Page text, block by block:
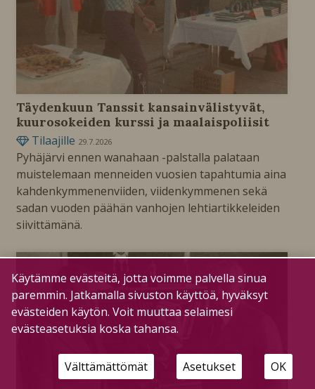
Täydenkuun Tanssit kansainvälistyvät,
kuurosokeiden kurssi ja maalaispoliisit
Tilaajille 29.7.2026
Pyhäjärvi ennen wanahaan -palstalla palataan
muistelemaan menneiden vuosien tapahtumia aina
kahdenkymmenenviiden, viidenkymmenen sekä
sadan vuoden päähän vanhojen lehtiartikkeleiden
siivittämänä.
Käytämme evästeitä, jotta voimme palvella sinua
paremmin. Jatkamalla sivuston käyttöä, hyväksyt
evästeiden käytön. Voit muuttaa selaimesi
evästeasetuksia koska tahansa.
Välttämättömät Asetukset OK